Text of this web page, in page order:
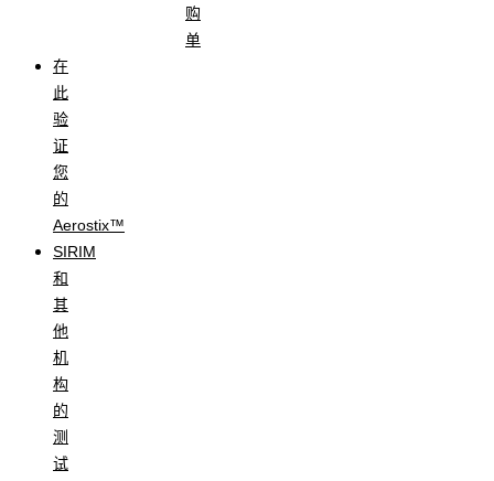
购
单
在
此
验
证
您
的
Aerostix™
SIRIM
和
其
他
机
构
的
测
试